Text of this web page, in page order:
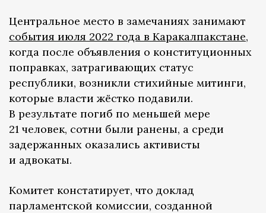
Центральное место в замечаниях занимают
события июля 2022 года в Каракалпакстане,
когда после объявления о конституционных
поправках, затрагивающих статус
республики, возникли стихийные митинги,
которые власти жёстко подавили.
В результате погиб по меньшей мере
21 человек, сотни были ранены, а среди
задержанных оказались активисты
и адвокаты.
Комитет констатирует, что доклад
парламентской комиссии, созданной